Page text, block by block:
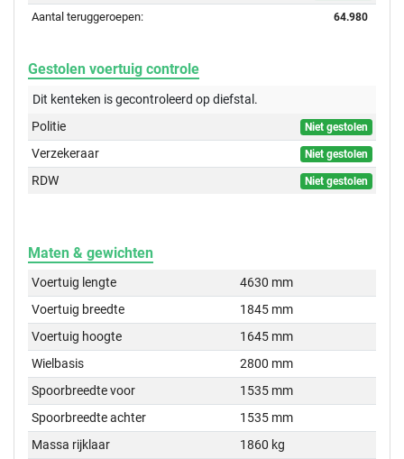
Aantal teruggeroepen: 64.980
Gestolen voertuig controle
Dit kenteken is gecontroleerd opdiefstal.
Politie
Niet gestolen
Verzekeraar Niet gestolen
RDW Niet gestolen
Maten & gewichten
Voertuig lengte
4630 mm
Voertuig breedte
1845 mm
Voertuig hoogte
1645 mm
Wielbasis
2800 mm
Spoorbreedte voor
1535 mm
Spoorbreedte achter
1535 mm
Massa rijklaar
1860 kg